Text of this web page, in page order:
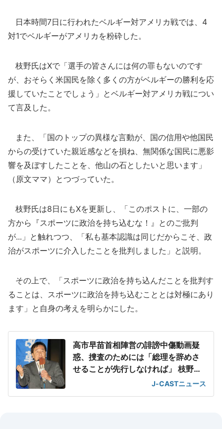
日本時間7日に行われたベルギー対アメリカ戦では、4
対1でベルギーがアメリカを粉砕した。
枝野氏はXで「選手の皆さんには何の罪もないのです
が、おそらく米国民を除く多くの方がベルギーの勝利を応
援していたことでしょう」とベルギー対アメリカ戦につい
て言及した。
また、「国のトップの異様な言動が、国の信用や他国民
からの受けていた親近感などを損ね、無関係な国民に悪影
響を及ぼすしたことを、他山の石としたいと思います」
（原文ママ）とつづっていた。
枝野氏は8日にもXを更新し、「このポストに、一部の
方から『スポーツに政治を持ち込むな！』とのご批判
が...」と触れつつ、「私も基本認識は同じだからこそ、政
治がスポーツに介入したことを批判しました」と説明。
その上で、「スポーツに政治を持ち込んだことを批判す
ることは、スポーツに政治を持ち込むこととは対極にあり
ます」と自身の考えを明らかにした。
高市早苗首相陣営の誹謗中傷動画疑
惑、捜査のためには「総理を辞めさ
せることが先行しなければ」 枝野幸
J-CASTニュース